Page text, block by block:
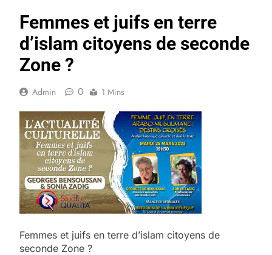
Femmes et juifs en terre
d’islam citoyens de seconde
Zone ?
Admin 0 1 Mins
Femmes et juifs en terre d’islam citoyens de
seconde Zone ?